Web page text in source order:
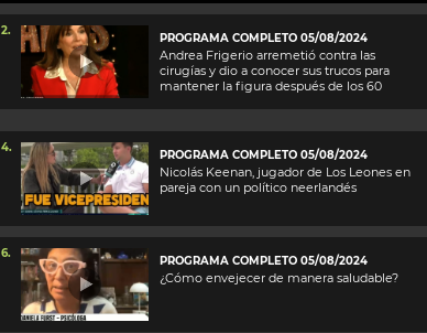
2.
PROGRAMA COMPLETO 05/08/2024
Andrea Frigerio arremetió contra las
cirugías y dio a conocer sus trucos para
mantener la figura después de los 60
4.
PROGRAMA COMPLETO 05/08/2024
Nicolás Keenan, jugador de Los Leones en
pareja con un político neerlandés
6.
PROGRAMA COMPLETO 05/08/2024
¿Cómo envejecer de manera saludable?